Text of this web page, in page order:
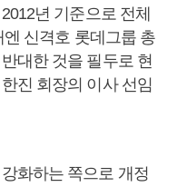
년 기준으로 전체
신격호 롯데그룹 총
대한 것을 필두로 현
진 회장의 이사 선임
화하는 쪽으로 개정